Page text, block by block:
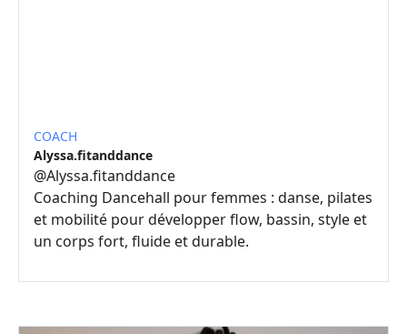
COACH
Alyssa.fitanddance
@Alyssa.fitanddance
Coaching Dancehall pour femmes : danse, pilates
et mobilité pour développer flow, bassin, style et
un corps fort, fluide et durable.